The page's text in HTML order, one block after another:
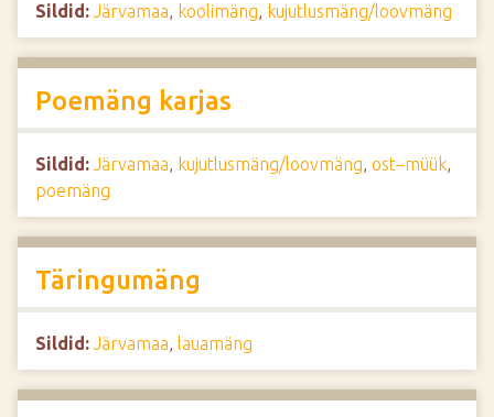
Sildid: Järvamaa, koolimäng, kujutlusmäng/loovmäng
Poemäng karjas
Sildid: Järvamaa, kujutlusmäng/loovmäng, ost–müük,
poemäng
Täringumäng
Sildid: Järvamaa, lauamäng